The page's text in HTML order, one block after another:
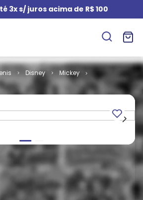
3x s/ juros acima de R$ 100
Disney
Mickey